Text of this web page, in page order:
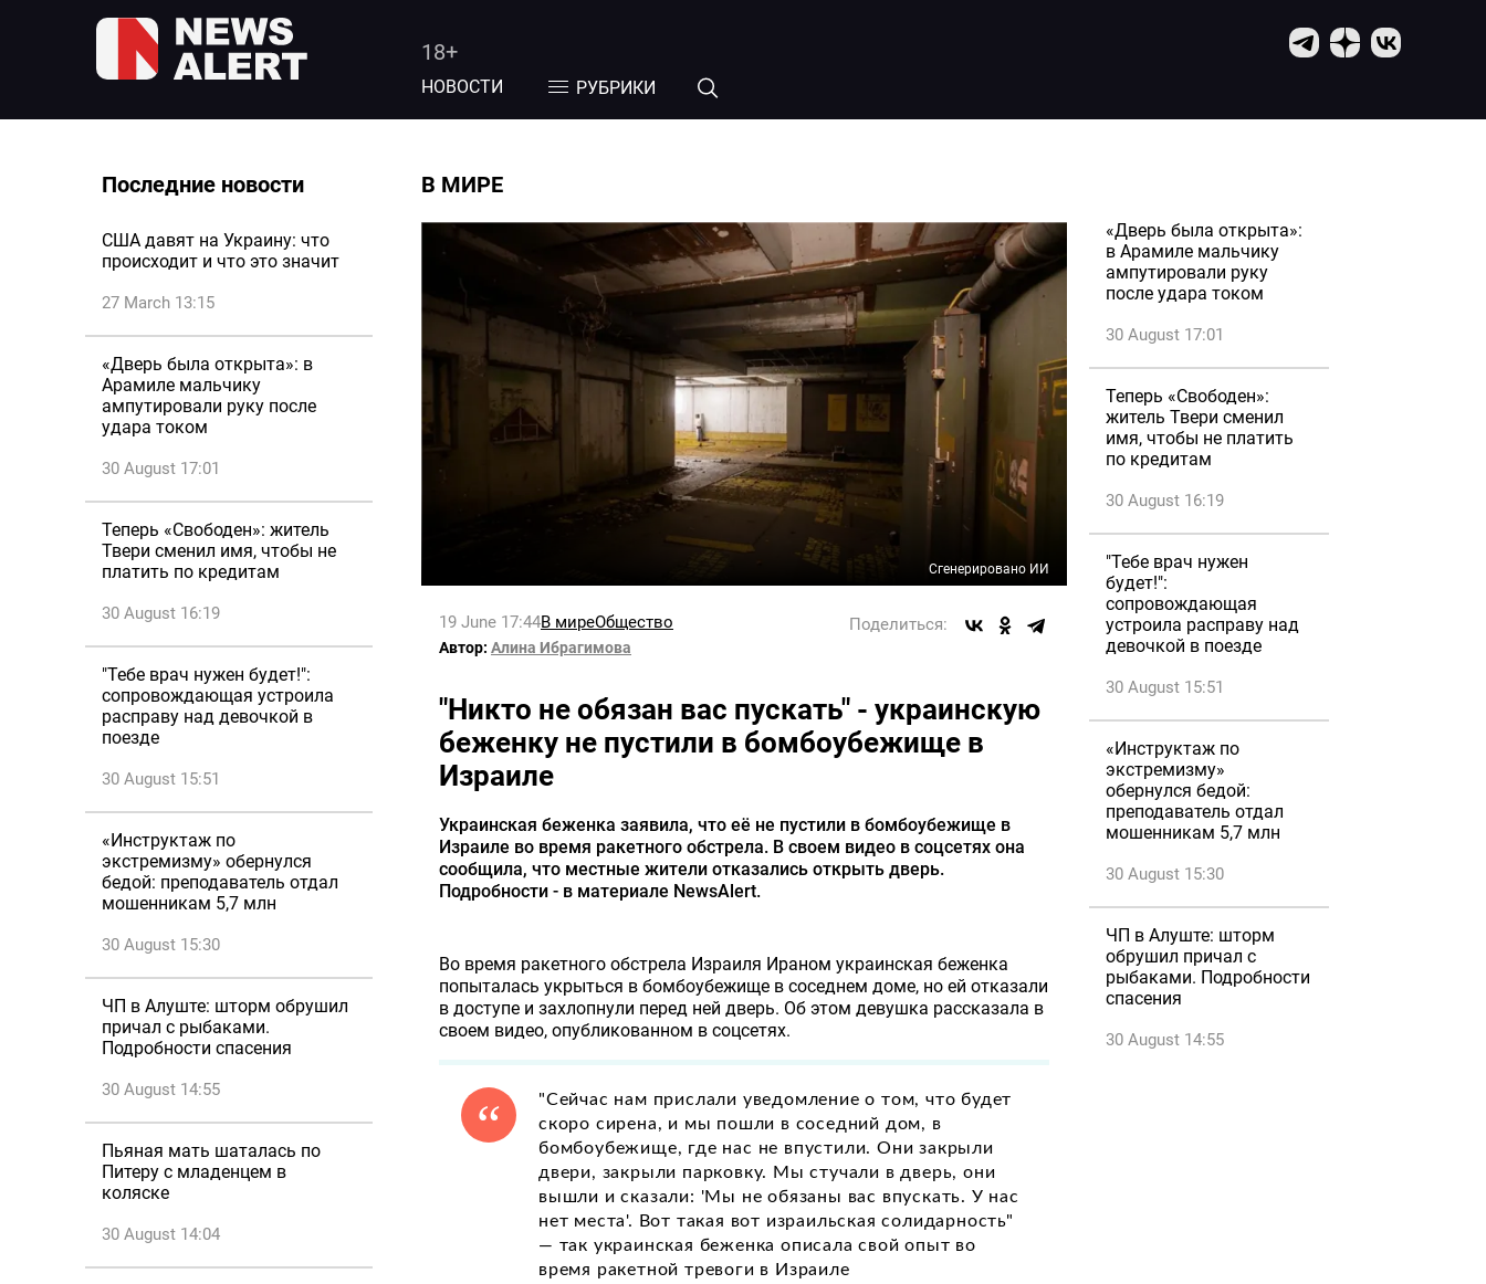
18+
НОВОСТИ РУБРИКИ
Последние новости
США давят на Украину: что
происходит и что это значит
27 March 13:15
«Дверь была открыта»: в
Арамиле мальчику
ампутировали руку после
удара током
30 August 17:01
Теперь «Свободен»: житель
Твери сменил имя, чтобы не
платить по кредитам
30 August 16:19
"Тебе врач нужен будет!":
сопровождающая устроила
расправу над девочкой в
поезде
30 August 15:51
«Инструктаж по
экстремизму» обернулся
бедой: преподаватель отдал
мошенникам 5,7 млн
30 August 15:30
ЧП в Алуште: шторм обрушил
причал с рыбаками.
Подробности спасения
30 August 14:55
Пьяная мать шаталась по
Питеру с младенцем в
коляске
30 August 14:04
В МИРЕ
Сгенерировано ИИ
19 June 17:44В миреОбщество Поделиться:
Автор: Алина Ибрагимова
"Никто не обязан вас пускать" - украинскую
беженку не пустили в бомбоубежище в
Израиле
Украинская беженка заявила, что её не пустили в бомбоубежище в
Израиле во время ракетного обстрела. В своем видео в соцсетях она
сообщила, что местные жители отказались открыть дверь.
Подробности - в материале NewsAlert.
Во время ракетного обстрела Израиля Ираном украинская беженка
попыталась укрыться в бомбоубежище в соседнем доме, но ей отказали
в доступе и захлопнули перед ней дверь. Об этом девушка рассказала в
своем видео, опубликованном в соцсетях.
"Сейчас нам прислали уведомление о том, что будет
скоро сирена, и мы пошли в соседний дом, в
бомбоубежище, где нас не впустили. Они закрыли
двери, закрыли парковку. Мы стучали в дверь, они
вышли и сказали: 'Мы не обязаны вас впускать. У нас
нет места'. Вот такая вот израильская солидарность"
— так украинская беженка описала свой опыт во
время ракетной тревоги в Израиле
«Дверь была открыта»:
в Арамиле мальчику
ампутировали руку
после удара током
30 August 17:01
Теперь «Свободен»:
житель Твери сменил
имя, чтобы не платить
по кредитам
30 August 16:19
"Тебе врач нужен
будет!":
сопровождающая
устроила расправу над
девочкой в поезде
30 August 15:51
«Инструктаж по
экстремизму»
обернулся бедой:
преподаватель отдал
мошенникам 5,7 млн
30 August 15:30
ЧП в Алуште: шторм
обрушил причал с
рыбаками. Подробности
спасения
30 August 14:55